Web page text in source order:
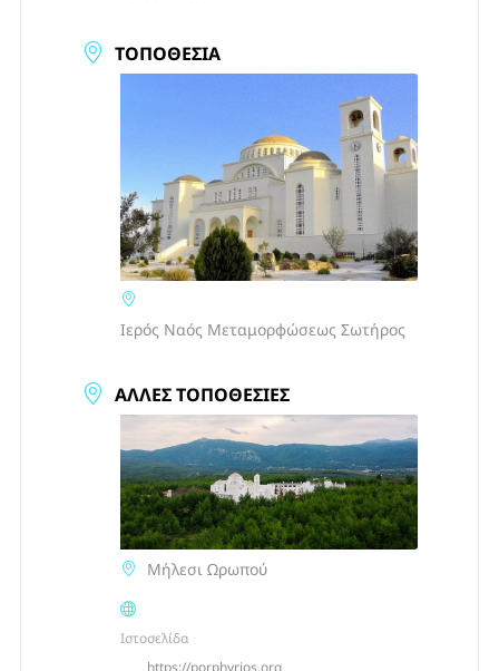
ΤΟΠΟΘΕΣΊΑ
Ιερός Ναός Μεταμορφώσεως Σωτήρος
ΆΛΛΕΣ ΤΟΠΟΘΕΣΊΕΣ
Μήλεσι Ωρωπού
Ιστοσελίδα